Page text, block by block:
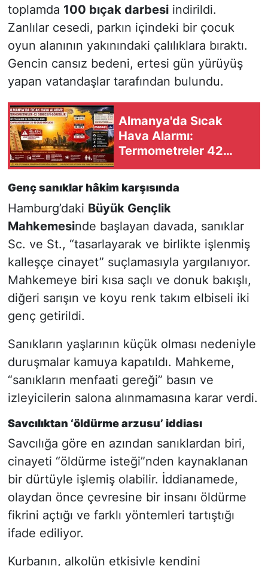
toplamda 100 bıçak darbesiindirildi.
Zanlılar cesedi, parkın içindeki bir çocuk
oyun alanının yakınındaki çalılıklara bıraktı.
Gencin cansız bedeni, ertesi gün yürüyüş
yapan vatandaşlar tarafından bulundu.
Almanya'da Sıcak
Hava Alarmı:
Termometreler 42
Dereceyi Görebilir
Genç sanıklar hâkim karşısında
Hamburg’daki Büyük Gençlik
Mahkemesinde başlayan davada, sanıklar
Sc. ve St., “tasarlayarak ve birlikte işlenmiş
kalleşçe cinayet” suçlamasıyla yargılanıyor.
Mahkemeye biri kısa saçlı ve donuk bakışlı,
diğeri sarışın ve koyu renk takım elbiseli iki
genç getirildi.
Sanıkların yaşlarının küçük olması nedeniyle
duruşmalar kamuya kapatıldı. Mahkeme,
“sanıkların menfaati gereği” basın ve
izleyicilerin salona alınmamasına karar verdi.
Savcılıktan ‘öldürme arzusu’ iddiası
Savcılığa göre en azından sanıklardan biri,
cinayeti “öldürme isteği”nden kaynaklanan
bir dürtüyle işlemiş olabilir. İddianamede,
olaydan önce çevresine bir insanı öldürme
fikrini açtığı ve farklı yöntemleri tartıştığı
ifade ediliyor.
Kurbanın, alkolün etkisiyle kendini